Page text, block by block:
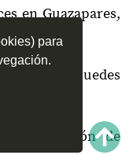
para
en Guazapares,
que puedes
Rehabilitación de